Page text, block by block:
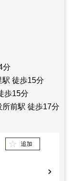
分
駅 徒歩15分
歩15分
前駅 徒歩17分
追加